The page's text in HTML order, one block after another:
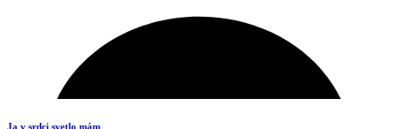
Ja v srdci svetlo mám